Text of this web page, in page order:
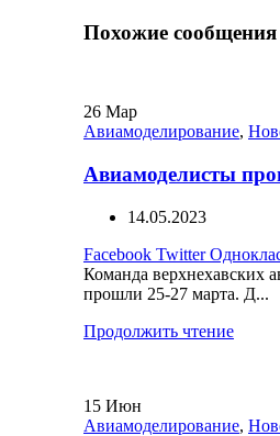
Похожие сообщения
26 Мар
Авиамоделирование,
Авиамоделисты
14.05.2023
Facebook Twitter
Команда верхнехавских
прошли 25-27 марта. Д...
Продолжить чтение
15 Июн
Авиамоделирование,